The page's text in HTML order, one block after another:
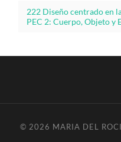
222 Diseño centrado en
PEC 2: Cuerpo, Objeto y
© 2026 MARIA DEL